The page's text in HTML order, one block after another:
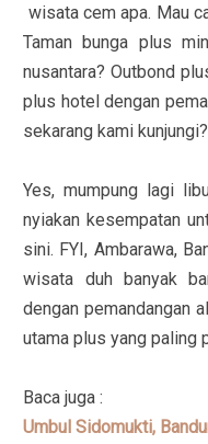
wisata cem apa. Mau
Taman bunga plus
nusantara? Outbond
plus hotel dengan
sekarang kami
Yes, mumpung lagi
nyiakan kesempatan
sini. FYI, Ambarawa,
wisata duh banyak
dengan pemandangan
utama plus yang paling
Baca juga :
Umbul Sidomukti,